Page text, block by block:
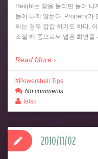
Height는 창을 늘리면 늘어 나
늘어 나지 않는다. Property가
하는 경우 갑갑 하기도 하다.
조절 해 줌으로써 넓은 화면을
Read More
Powershell Tips
No comments
talsu
2010/11/02